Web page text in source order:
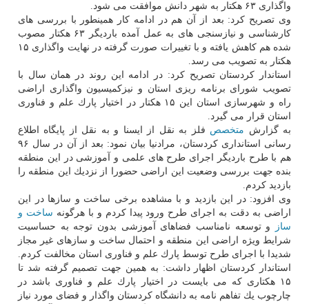
واگذاری ۶۳ هكتار به شهر دانش موافقت می شود.
وی تصریح كرد: بعد از آن هم در ادامه كار همینطور با بررسی های
كارشناسی و نیازسنجی های به عمل آمده باردیگر ۶۳ هكتار مصوب
شده هم كاهش یافته و با تغییرات صورت گرفته در نهایت واگذاری ۱۵
هكتار به تصویب می رسد.
استاندار كردستان تصریح كرد: در ادامه این روند در همان سال با
تصویب شورای برنامه ریزی استان و نیزكمیسیون واگذاری اراضی
راه و شهرسازی استان این ۱۵ هكتار در اختیار پارك علم و فناوری
استان قرار می گیرد.
به گزارش متخصص فلز به نقل از ایسنا و به نقل از پایگاه اطلاع
رسانی استانداری كردستان، مرادنیا بیان نمود: بعد از آن در سال ۹۶
هم با طرح باردیگر اجرای طرح های علمی و آموزشی در این منطقه
بنده جهت بررسی وضعیت این اراضی حضورا از نزدیك این منطقه را
بازدید كردم.
وی افزود: در این بازدید و با مشاهده برخی ساخت و سازها در این
اراضی به دقت به اجرای طرح ورود پیدا كردم و با هرگونه ساخت و
ساز
و توسعه نامناسب فضاهای آموزشی بدون توجه به حساسیت
شرایط ویژه اراضی این منطقه و احتمال ساخت و سازهای غیر مجاز
شدیدا با اجرای طرح توسط پارك علم و فناوری استان مخالفت كردم.
استاندار كردستان اظهار داشت: به همین جهت تصمیم گرفته شد تا
۱۵ هكتاری كه می بایست در اختیار پارك علم و فناوری باشد در
چارچوب یك تفاهم نامه به دانشگاه كردستان واگذار و فضای مورد نیاز